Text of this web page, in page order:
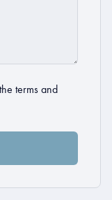
terms and